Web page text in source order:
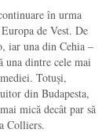
în urma
de Vest. De
iar una din Cehia –
una dintre cele mai
Totuși,
din Budapesta,
mică decât par să
Colliers.